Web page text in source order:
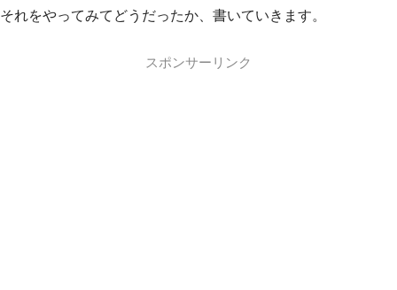
それをやってみてどうだったか、書いていきます。
スポンサーリンク